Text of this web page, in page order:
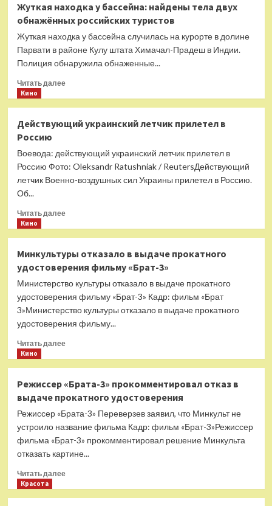
продолжают
скупать
дома
в
но
денег
Жуткая находка у бассейна: найдены тела двух
обнажённых российских туристов
Жуткая находка у бассейна случилась на курорте в долине
Парвати в районе Кулу штата Химачал-Прадеш в Индии.
Полиция обнаружила обнаженные...
Читать далееПрочитать
находка
бассейна:
найдены
двух
Кино
Действующий украинский летчик прилетел в
Россию
Воевода: действующий украинский летчик прилетел в
Россию Фото: Oleksandr Ratushniak / ReutersДействующий
летчик Военно-воздушных сил Украины прилетел в Россию.
Об...
Читать далееПрочитать
украинский
летчик
прилетел
Россию
Кино
Минкультуры отказало в выдаче прокатного
удостоверения фильму «Брат-3»
Министерство культуры отказало в выдаче прокатного
удостоверения фильму «Брат-3» Кадр: фильм «Брат
3»Министерство культуры отказало в выдаче прокатного
удостоверения фильму...
Читать далееПрочитать
отказало
в
выдаче
прокатного
удостоверения
фильму
«Брат-3»
Кино
Режиссер «Брата-3» прокомментировал отказ в
выдаче прокатного удостоверения
Режиссер «Брата-3» Переверзев заявил, что Минкульт не
устроило название фильма Кадр: фильм «Брат-3»Режиссер
фильма «Брат-3» прокомментировал решение Минкульта
отказать картине...
Читать далееПрочитать
Красота